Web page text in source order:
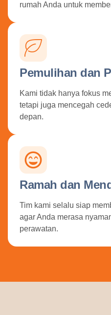
rumah Anda untuk
Pemulihan dan
Kami tidak hanya fokus
tetapi juga mencegah
depan.
Ramah dan
Tim kami selalu siap
agar Anda merasa
perawatan.